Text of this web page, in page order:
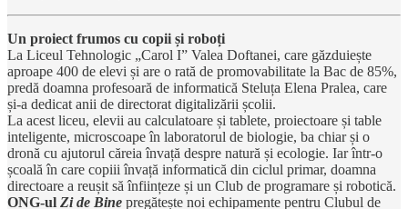
Un proiect frumos cu copii și roboți
La Liceul Tehnologic „Carol I” Valea Doftanei, care găzduiește
aproape 400 de elevi și are o rată de promovabilitate la Bac de 85%,
predă doamna profesoară de informatică Steluța Elena Pralea, care
și-a dedicat anii de directorat digitalizării școlii.
La acest liceu, elevii au calculatoare și tablete, proiectoare și table
inteligente, microscoape în laboratorul de biologie, ba chiar și o
dronă cu ajutorul căreia învață despre natură și ecologie. Iar într-o
școală în care copiii învață informatică din ciclul primar, doamna
directoare a reușit să înființeze și un Club de programare și robotică.
ONG-ul Zi de Bine pregătește noi echipamente pentru Clubul de